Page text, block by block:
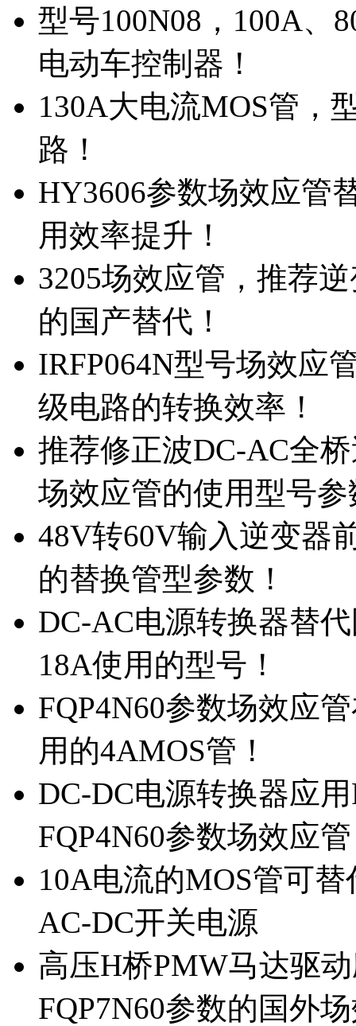
型号100N08，100A、
电动车控制器！
130A大电流MOS管，
路！
HY3606参数场效应管
用效率提升！
3205场效应管，推荐
的国产替代！
IRFP064N型号场效应
级电路的转换效率！
推荐修正波DC-AC全
场效应管的使用型号参
48V转60V输入逆变器
的替换管型参数！
DC-AC电源转换器替
18A使用的型号！
FQP4N60参数场效应
用的4AMOS管！
DC-DC电源转换器应
FQP4N60参数场效应
10A电流的MOS管可
AC-DC开关电源
高压H桥PMW马达驱
FQP7N60参数的国外